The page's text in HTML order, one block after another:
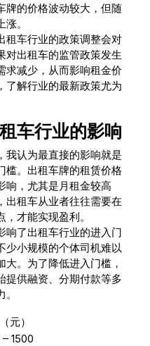
牌的价格波动较大，但随
。
租车行业的政策调整会对
对出租车的监管政策发生
求减少，从而影响租金价
了解行业的最新政策尤为
车行业的影响
我认为最直接的影响就是
槛。出租车牌的租赁价格
响，尤其是月租金较高
出租车从业者往往需要在
才能实现盈利。
响了出租车行业的进入门
少小规模的个体司机难以
。为了降低进入门槛，
提供融资、分期付款等多
元）
1500